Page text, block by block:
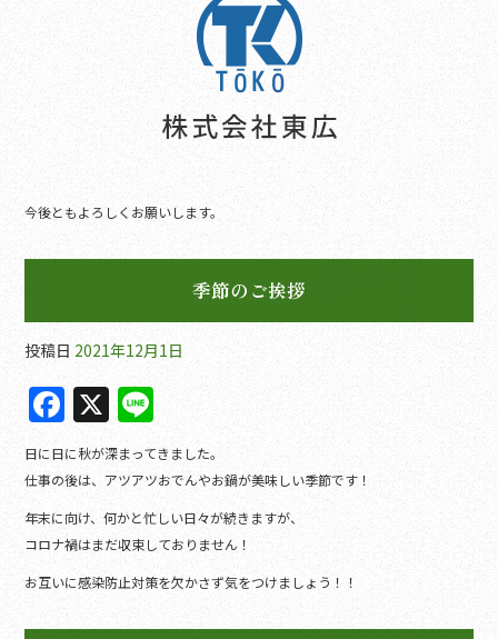
今後ともよろしくお願いします。
季節のご挨拶
投稿日 2021年12月1日
F
a
c
e
b
o
o
X
n
e
日に日に秋が深まってきました。
仕事の後は、アツアツおでんやお鍋が美味しい季節です！
年末に向け、何かと忙しい日々が続きますが、
コロナ禍はまだ収束しておりません！
お互いに感染防止対策を欠かさず気をつけましょう！！